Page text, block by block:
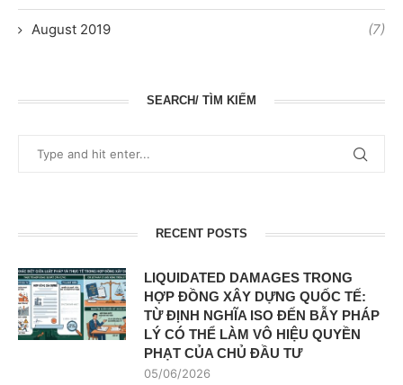
August 2019 (7)
SEARCH/ TÌM KIẾM
RECENT POSTS
LIQUIDATED DAMAGES TRONG
HỢP ĐỒNG XÂY DỰNG QUỐC TẾ:
TỪ ĐỊNH NGHĨA ISO ĐẾN BẪY PHÁP
LÝ CÓ THỂ LÀM VÔ HIỆU QUYỀN
PHẠT CỦA CHỦ ĐẦU TƯ
05/06/2026